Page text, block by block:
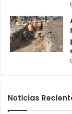
Noticias